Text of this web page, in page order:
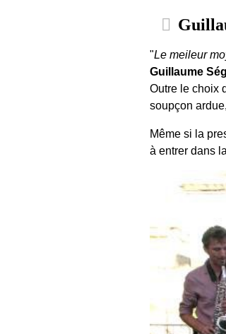
"Le meileur
Guillaume
Outre le choix
soupçon
Même si la
à entrer dans